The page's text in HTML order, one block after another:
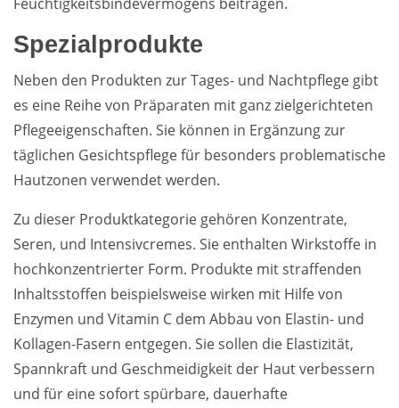
Spezialprodukte
Neben den Produkten zur Tages- und Nachtpflege gibt
es eine Reihe von Präparaten mit ganz zielgerichteten
Pflegeeigenschaften. Sie können in Ergänzung zur
täglichen Gesichtspflege für besonders problematische
Hautzonen verwendet werden.
Zu dieser Produktkategorie gehören Konzentrate,
Seren, und Intensivcremes. Sie enthalten Wirkstoffe in
hochkonzentrierter Form. Produkte mit straffenden
Inhaltsstoffen beispielsweise wirken mit Hilfe von
Enzymen und Vitamin C dem Abbau von Elastin- und
Kollagen-Fasern entgegen. Sie sollen die Elastizität,
Spannkraft und Geschmeidigkeit der Haut verbessern
und für eine sofort spürbare, dauerhafte